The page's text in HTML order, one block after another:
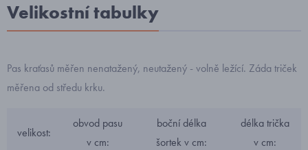
Velikostní tabulky
Pas kraťasů měřen nenatažený, neutažený - volně ležící. Záda triček
měřena od středu krku.
velikost:
obvod pasu
v cm:
boční délka
šortek v cm:
délka trička
v cm: